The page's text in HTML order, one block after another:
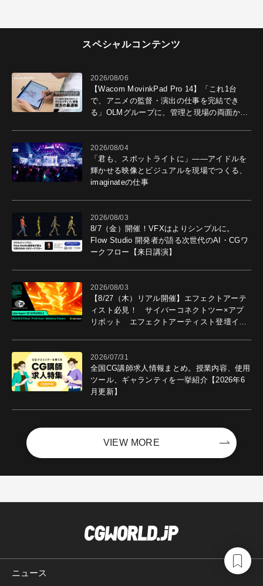
スペシャルコンテンツ
2026/08/06
【Wacom MovinkPad Pro 14】「これ1台
で、アニメの監督・演出の仕事を完結でき
る」OLMグループに、管理と現場の両面から
2026/08/04
「君も、スポットライトに」――アイドルを
輝かせる映像とビジュアルを現場でつくる、
imaginateの仕事
2026/08/03
8/7（金）開催！VFXはよりシンプルに。
Flow Studio 開発者が語る次世代のAI・CGワ
ークフロー【来日講演】
2026/08/03
【8/27（木）リアル開催】エフェクトアーテ
ィスト必見！ サイバーコネクトツー×アプ
リボット エフェクトアーティスト登壇イベ
2026/07/31
全国CG講師求人情報まとめ。授業内容、使用
ツール、ギャランティを一挙紹介【2026年6
月更新】
VIEW MORE
ニュース